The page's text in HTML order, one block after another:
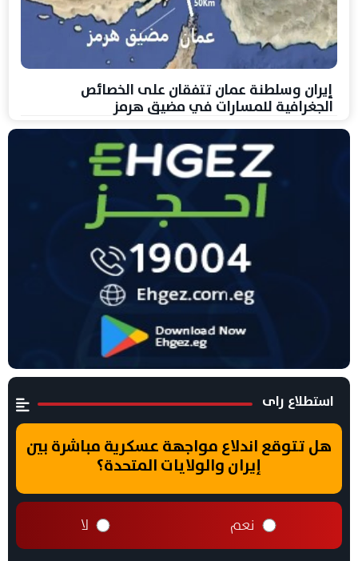
إيران وسلطنة عمان تتفقان على الخصائص
الجغرافية للمسارات في مضيق هرمز
استطلاع راى
هل تتوقع اندلاع مواجهة عسكرية مباشرة بين
إيران والولايات المتحدة؟
نعم لا